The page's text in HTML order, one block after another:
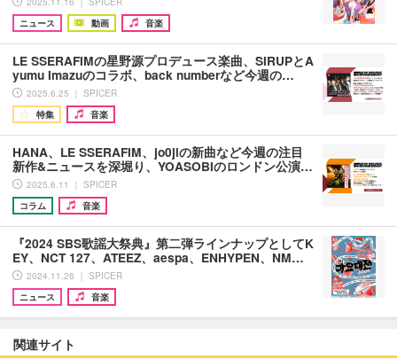
ニュース
動画 音楽
LE SSERAFIMの星野源プロデュース楽曲、SIRUPとA
yumu Imazuのコラボ、back numberなど今週の…
2025.6.25 ｜ SPICER
特集
音楽
HANA、LE SSERAFIM、jo0jiの新曲など今週の注目
新作&ニュースを深堀り、YOASOBIのロンドン公演…
2025.6.11 ｜ SPICER
コラム
音楽
『2024 SBS歌謡大祭典』第二弾ラインナップとしてK
EY、NCT 127、ATEEZ、aespa、ENHYPEN、NM…
2024.11.26 ｜ SPICER
ニュース
音楽
関連サイト